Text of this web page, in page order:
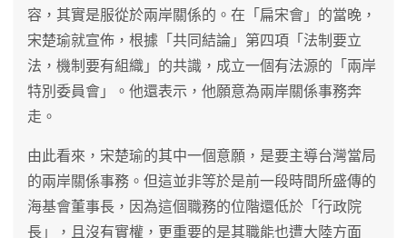
容，其實是服從於兩岸關係的。在「扁宋會」的當晚，
宋楚瑜就宣佈，根據「共同結論」第四項「法制要立
法，機制要有組織」的共識，成立一個有法源的「兩岸
特別委員會」。他還表示，他願意為兩岸關係事務奔
走。
由此看來，宋楚瑜的其中一個意願，是要主導台灣當局
的兩岸關係事務。但這並非等於是前一段時間所盛傳的
海基會董事長，因為這個職務的位階還低於「行政院
長」，且沒有實權，更重要的是其職能也遭大陸方面